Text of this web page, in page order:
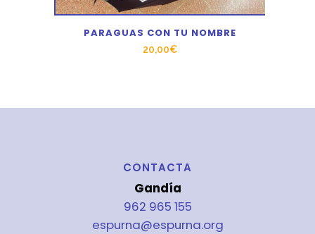
PARAGUAS CON TU NOMBRE
20,00€
CONTACTA
Gandía
962 965 155
espurna@espurna.org